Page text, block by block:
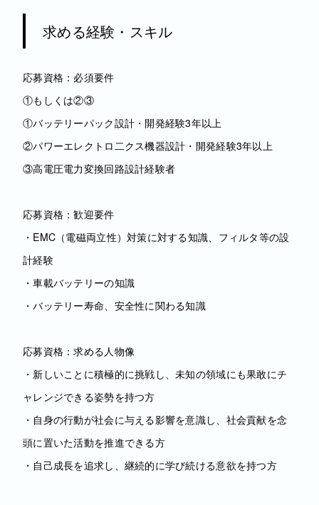
求める経験・スキル
応募資格：必須要件
①もしくは②③
①バッテリーパック設計・開発経験3年以上
②パワーエレクトロ二クス機器設計・開発経験3年以上
③高電圧電力変換回路設計経験者
応募資格：歓迎要件
・EMC（電磁両立性）対策に対する知識、フィルタ等の設
計経験
・車載バッテリーの知識
・バッテリー寿命、安全性に関わる知識
応募資格：求める人物像
・新しいことに積極的に挑戦し、未知の領域にも果敢にチ
ャレンジできる姿勢を持つ方
・自身の行動が社会に与える影響を意識し、社会貢献を念
頭に置いた活動を推進できる方
・自己成長を追求し、継続的に学び続ける意欲を持つ方